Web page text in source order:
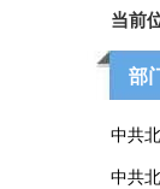
当前
部
中共
中共